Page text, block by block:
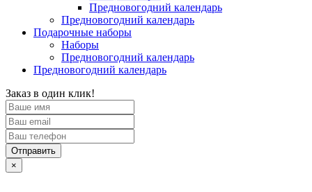
Предновогодний календарь
Предновогодний календарь
Подарочные наборы
Наборы
Предновогодний календарь
Предновогодний календарь
Заказ в один клик!
Отправить
×